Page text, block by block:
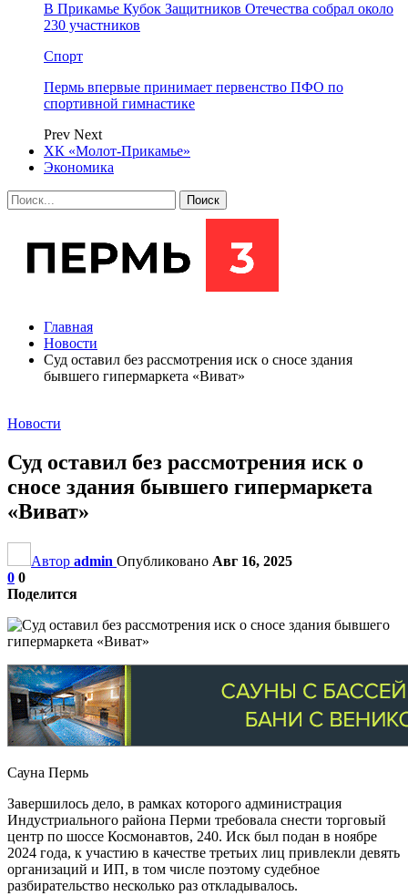
В Прикамье Кубок Защитников Отечества собрал около
230 участников
Спорт
Пермь впервые принимает первенство ПФО по
спортивной гимнастике
Prev Next
ХК «Молот-Прикамье»
Экономика
Главная
Новости
Суд оставил без рассмотрения иск о сносе здания
бывшего гипермаркета «Виват»
Новости
Суд оставил без рассмотрения иск о
сносе здания бывшего гипермаркета
«Виват»
Автор admin Опубликовано Авг 16, 2025
0 0
Поделится
Сауна Пермь
Завершилось дело, в рамках которого администрация
Индустриального района Перми требовала снести торговый
центр по шоссе Космонавтов, 240. Иск был подан в ноябре
2024 года, к участию в качестве третьих лиц привлекли девять
организаций и ИП, в том числе поэтому судебное
разбирательство несколько раз откладывалось.